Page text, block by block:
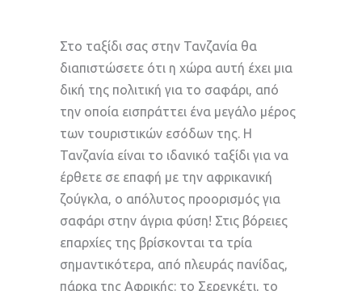
Στο ταξίδι σας στην Τανζανία θα
διαπιστώσετε ότι η χώρα αυτή έχει μια
δική της πολιτική για το σαφάρι, από
την οποία εισπράττει ένα μεγάλο μέρος
των τουριστικών εσόδων της. Η
Τανζανία είναι το ιδανικό ταξίδι για να
έρθετε σε επαφή με την αφρικανική
ζούγκλα, ο απόλυτος προορισμός για
σαφάρι στην άγρια φύση! Στις βόρειες
επαρχίες της βρίσκονται τα τρία
σημαντικότερα, από πλευράς πανίδας,
πάρκα της Αφρικής: το Σερεγκέτι, το